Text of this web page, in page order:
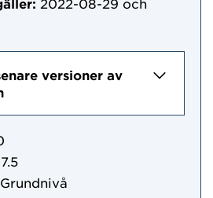
2022-08-29 och
versioner av
7.5
Grundnivå